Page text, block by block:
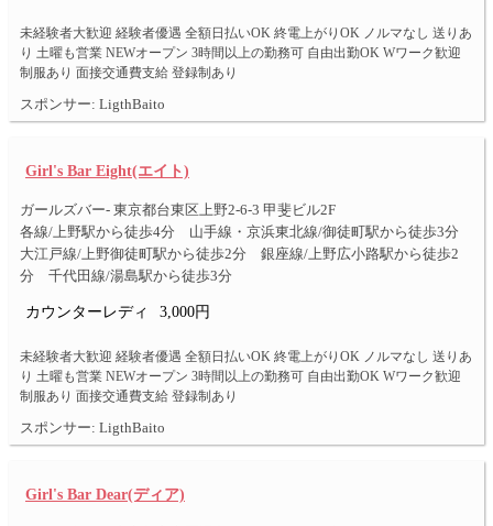
未経験者大歓迎 経験者優遇 全額日払いOK 終電上がりOK ノルマなし 送りあ
り 土曜も営業 NEWオープン 3時間以上の勤務可 自由出勤OK Wワーク歓迎
制服あり 面接交通費支給 登録制あり
スポンサー: LigthBaito
Girl's Bar Eight(エイト)
ガールズバー- 東京都台東区上野2-6-3 甲斐ビル2F
各線/上野駅から徒歩4分 山手線・京浜東北線/御徒町駅から徒歩3分
大江戸線/上野御徒町駅から徒歩2分 銀座線/上野広小路駅から徒歩2
分 千代田線/湯島駅から徒歩3分
カウンターレディ 3,000円
未経験者大歓迎 経験者優遇 全額日払いOK 終電上がりOK ノルマなし 送りあ
り 土曜も営業 NEWオープン 3時間以上の勤務可 自由出勤OK Wワーク歓迎
制服あり 面接交通費支給 登録制あり
スポンサー: LigthBaito
Girl's Bar Dear(ディア)